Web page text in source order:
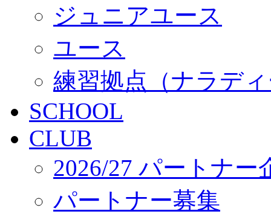
ジュニアユース
ユース
練習拠点（ナラデ
SCHOOL
CLUB
2026/27 パートナー
パートナー募集